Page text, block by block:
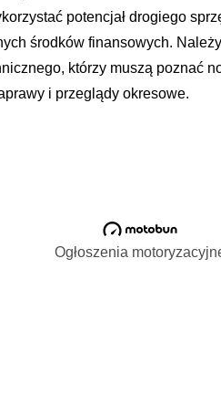
potencjał drogiego
środków finansowych.
którzy muszą poznać
i przeglądy okresowe.
Ogłoszenia